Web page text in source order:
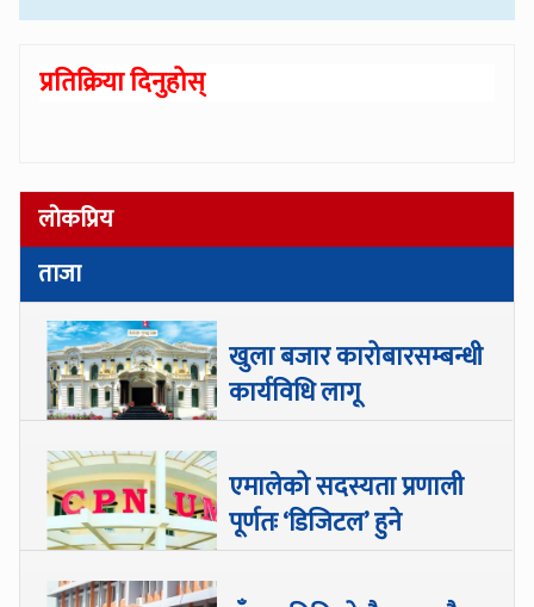
प्रतिक्रिया दिनुहोस्
लोकप्रिय
ताजा
खुला बजार कारोबारसम्बन्धी
कार्यविधि लागू
एमालेको सदस्यता प्रणाली
पूर्णतः ‘डिजिटल’ हुने